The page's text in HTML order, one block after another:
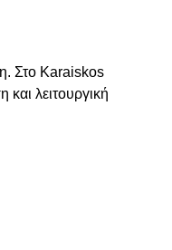
Στο Karaiskos
και λειτουργική